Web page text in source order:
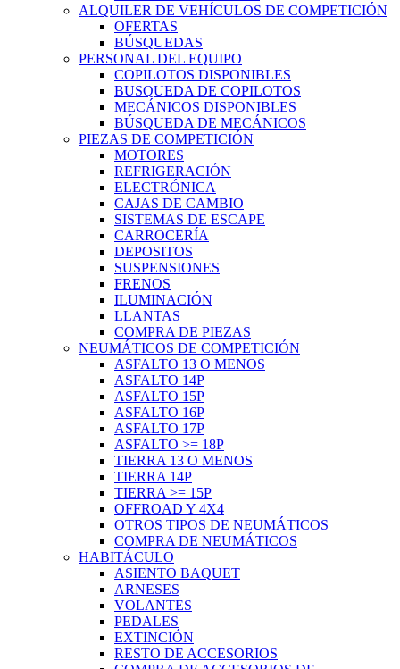
ALQUILER DE VEHÍCULOS DE COMPETICIÓN
OFERTAS
BÚSQUEDAS
PERSONAL DEL EQUIPO
COPILOTOS DISPONIBLES
BUSQUEDA DE COPILOTOS
MECÁNICOS DISPONIBLES
BÚSQUEDA DE MECÁNICOS
PIEZAS DE COMPETICIÓN
MOTORES
REFRIGERACIÓN
ELECTRÓNICA
CAJAS DE CAMBIO
SISTEMAS DE ESCAPE
CARROCERÍA
DEPOSITOS
SUSPENSIONES
FRENOS
ILUMINACIÓN
LLANTAS
COMPRA DE PIEZAS
NEUMÁTICOS DE COMPETICIÓN
ASFALTO 13 O MENOS
ASFALTO 14P
ASFALTO 15P
ASFALTO 16P
ASFALTO 17P
ASFALTO >= 18P
TIERRA 13 O MENOS
TIERRA 14P
TIERRA >= 15P
OFFROAD Y 4X4
OTROS TIPOS DE NEUMÁTICOS
COMPRA DE NEUMÁTICOS
HABITÁCULO
ASIENTO BAQUET
ARNESES
VOLANTES
PEDALES
EXTINCIÓN
RESTO DE ACCESORIOS